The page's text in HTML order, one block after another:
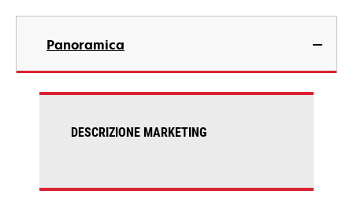
Panoramica
DESCRIZIONE MARKETING